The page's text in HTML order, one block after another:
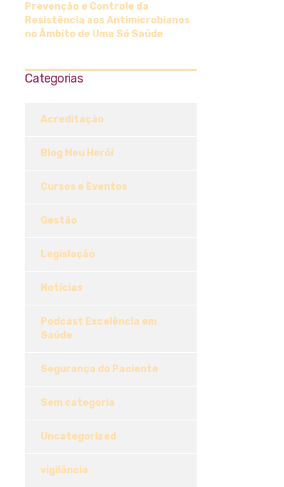
Prevenção e Controle da
Resistência aos Antimicrobianos
no Âmbito de Uma Só Saúde
Categorias
Acreditação
Blog Meu Herói
Cursos e Eventos
Gestão
Legislação
Notícias
Podcast Excelência em
Saúde
Segurança do Paciente
Sem categoria
Uncategorized
vigilância